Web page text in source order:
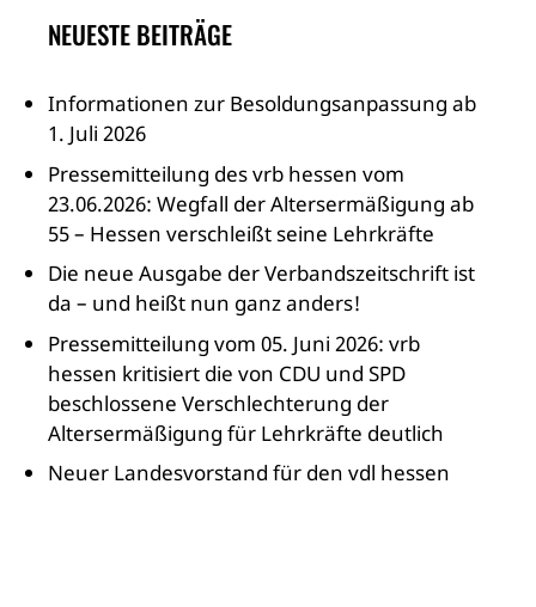
NEUESTE BEITRÄGE
Informationen zur Besoldungsanpassung ab
1. Juli 2026
Pressemitteilung des vrb hessen vom
23.06.2026: Wegfall der Altersermäßigung ab
55 – Hessen verschleißt seine Lehrkräfte
Die neue Ausgabe der Verbandszeitschrift ist
da – und heißt nun ganz anders!
Pressemitteilung vom 05. Juni 2026: vrb
hessen kritisiert die von CDU und SPD
beschlossene Verschlechterung der
Altersermäßigung für Lehrkräfte deutlich
Neuer Landesvorstand für den vdl hessen